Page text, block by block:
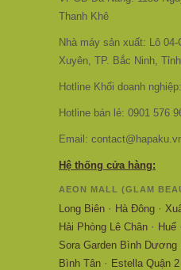
Thanh Khê
Nhà máy sản xuất: Lô
Xuyên, TP. Bắc Ninh,
Hotline Khối doanh
Hotline bán lẻ: 0901 576
Email:
Hệ thống cửa hàng:
AEON MALL (GLAM
Long Biên · Hà Đông ·
Hải Phòng Lê Chân · Huế ·
Sora Garden Bình Dương
Bình Tân · Estella Quận 2